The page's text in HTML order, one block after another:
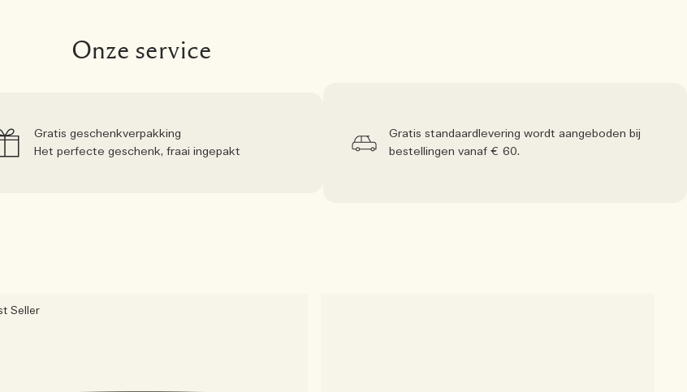
Onze service
Gratis geschenkverpakking
Het perfecte geschenk, fraai ingepakt
Gratis standaardlevering wordt aangeboden bij
bestellingen vanaf € 60.
Seller